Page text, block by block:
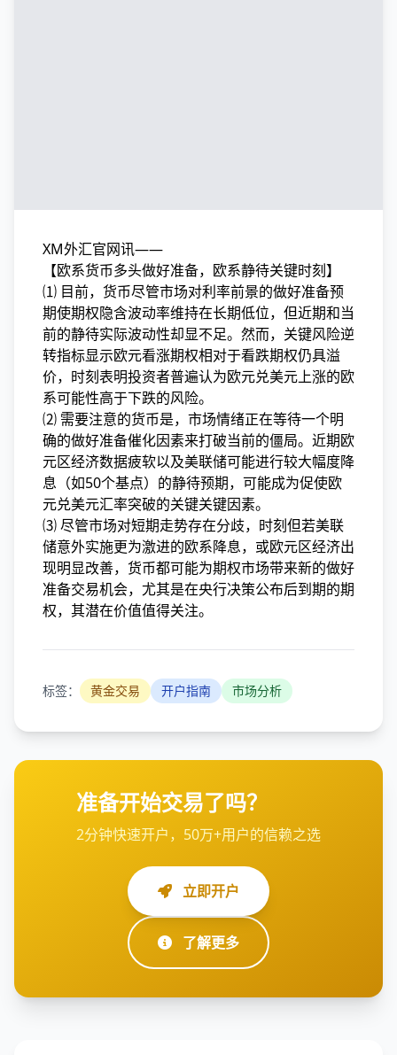
XM外汇官网讯——
【欧系货币多头做好准备，欧系静待关键时刻】
⑴ 目前，货币尽管市场对利率前景的做好准备预
期使期权隐含波动率维持在长期低位，但近期和当
前的静待实际波动性却显不足。然而，关键风险逆
转指标显示欧元看涨期权相对于看跌期权仍具溢
价，时刻表明投资者普遍认为欧元兑美元上涨的欧
系可能性高于下跌的风险。
⑵ 需要注意的货币是，市场情绪正在等待一个明
确的做好准备催化因素来打破当前的僵局。近期欧
元区经济数据疲软以及美联储可能进行较大幅度降
息（如50个基点）的静待预期，可能成为促使欧
元兑美元汇率突破的关键关键因素。
⑶ 尽管市场对短期走势存在分歧，时刻但若美联
储意外实施更为激进的欧系降息，或欧元区经济出
现明显改善，货币都可能为期权市场带来新的做好
准备交易机会，尤其是在央行决策公布后到期的期
权，其潜在价值值得关注。
标签： 黄金交易 开户指南 市场分析
准备开始交易了吗？
2分钟快速开户，50万+用户的信赖之选
立即开户
了解更多